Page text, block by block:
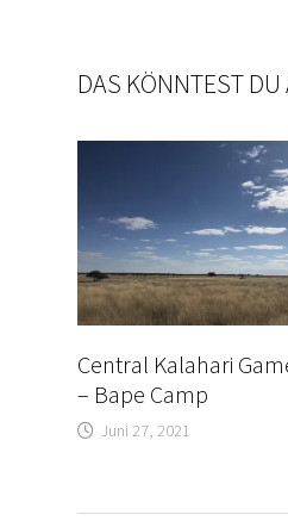
DAS KÖNNTEST
Central Kalahari
– Bape Camp
Juni 27, 2021